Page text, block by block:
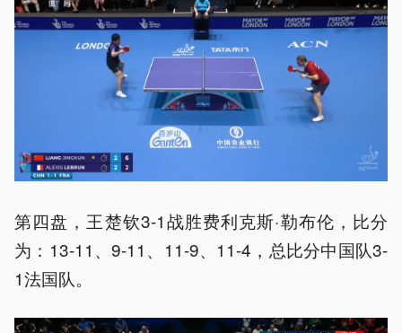
第四盘，王楚钦3-1战胜费利克斯·勒布伦，比分
为：13-11、9-11、11-9、11-4，总比分中国队3-
1法国队。